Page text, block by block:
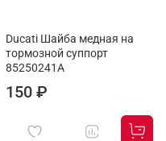
Ducati Шайба медная на
тормозной суппорт
85250241A
150 ₽